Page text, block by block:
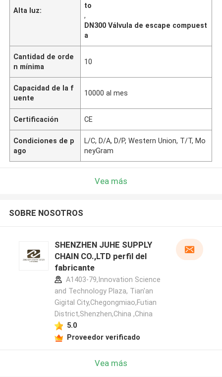
Alta luz:
to
,
DN300 Válvula de escape compuest
a
Cantidad de orde
n mínima
10
Capacidad de la f
uente
10000 al mes
Certificación CE
Condiciones de p
ago
L/C, D/A, D/P, Western Union, T/T, Mo
neyGram
Vea más
SOBRE NOSOTROS
SHENZHEN JUHE SUPPLY
CHAIN CO.,LTD perfil del
fabricante
A1403-79,Innovation Science
and Technology Plaza, Tian'an
Gigital City,Chegongmiao,Futian
District,Shenzhen,China ,China
5.0
Proveedor verificado
Vea más